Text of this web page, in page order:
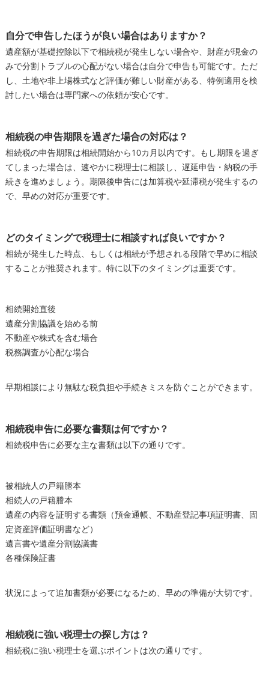
自分で申告したほうが良い場合はありますか？
遺産額が基礎控除以下で相続税が発生しない場合や、財産が現金の
みで分割トラブルの心配がない場合は自分で申告も可能です。ただ
し、土地や非上場株式など評価が難しい財産がある、特例適用を検
討したい場合は専門家への依頼が安心です。
相続税の申告期限を過ぎた場合の対応は？
相続税の申告期限は相続開始から10カ月以内です。もし期限を過ぎ
てしまった場合は、速やかに税理士に相談し、遅延申告・納税の手
続きを進めましょう。期限後申告には加算税や延滞税が発生するの
で、早めの対応が重要です。
どのタイミングで税理士に相談すれば良いですか？
相続が発生した時点、もしくは相続が予想される段階で早めに相談
することが推奨されます。特に以下のタイミングは重要です。
相続開始直後
遺産分割協議を始める前
不動産や株式を含む場合
税務調査が心配な場合
早期相談により無駄な税負担や手続きミスを防ぐことができます。
相続税申告に必要な書類は何ですか？
相続税申告に必要な主な書類は以下の通りです。
被相続人の戸籍謄本
相続人の戸籍謄本
遺産の内容を証明する書類（預金通帳、不動産登記事項証明書、固
定資産評価証明書など）
遺言書や遺産分割協議書
各種保険証書
状況によって追加書類が必要になるため、早めの準備が大切です。
相続税に強い税理士の探し方は？
相続税に強い税理士を選ぶポイントは次の通りです。